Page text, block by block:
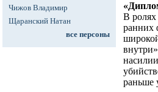
Чижов Владимир
Щаранский Натан
все персоны
В
ранних
раньше